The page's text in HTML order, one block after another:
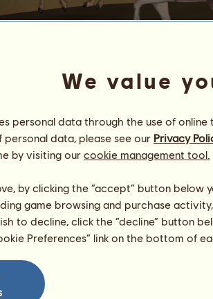
TE
ló, aki a szerelem védnöke.
minden hónap 14-én, feltéve, hogy az
el.
zsetonok használatával.
listáját, akiknek Te Quiero van a
We value
personal data through the use of
data, please see our Privacy
by visiting our cookie management tool.
by clicking the “accept” button below
game browsing and purchase
to decline, click the “decline” button
Preferences” link on the bottom of